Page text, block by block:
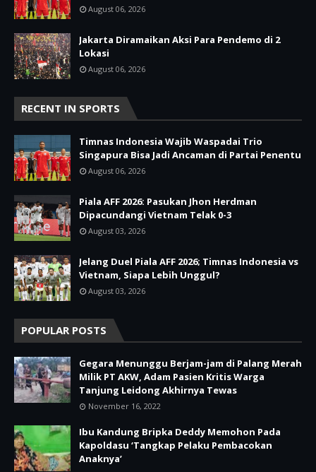
August 06, 2026
Jakarta Diramaikan Aksi Para Pendemo di 2
Lokasi
August 06, 2026
RECENT IN SPORTS
Timnas Indonesia Wajib Waspadai Trio
Singapura Bisa Jadi Ancaman di Partai Penentu
August 06, 2026
Piala AFF 2026: Pasukan Jhon Herdman
Dipacundangi Vietnam Telak 0-3
August 03, 2026
Jelang Duel Piala AFF 2026; Timnas Indonesia vs
Vietnam, Siapa Lebih Unggul?
August 03, 2026
POPULAR POSTS
Gegara Menunggu Berjam-jam di Palang Merah
Milik PT AKW, Adam Pasien Kritis Warga
Tanjung Leidong Akhirnya Tewas
November 16, 2022
Ibu Kandung Bripka Deddy Memohon Pada
Kapoldasu ‘Tangkap Pelaku Pembacokan
Anaknya’